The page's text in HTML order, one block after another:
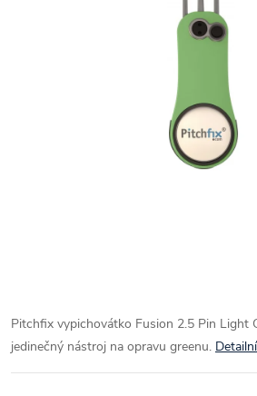
Pitchfix vypichovátko Fusion 2.5 Pin Light
jedinečný nástroj na opravu greenu.